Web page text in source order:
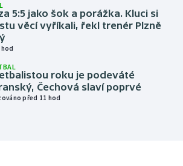
5:5 jako šok a porážka. Kluci si
věcí vyříkali, řekl trenér Plzně
roku je podeváté
Čechová slaví poprvé
před 11 hod